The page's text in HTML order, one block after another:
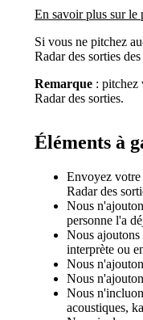
En savoir plus sur le
Si vous ne pitchez
Radar des sorties
Remarque : pitchez
Radar des sorties.
Éléments à
Envoyez votre
Radar des
Nous
personne l'a
Nous ajoutons
interprète ou
Nous
Nous
Nous
acoustiques,